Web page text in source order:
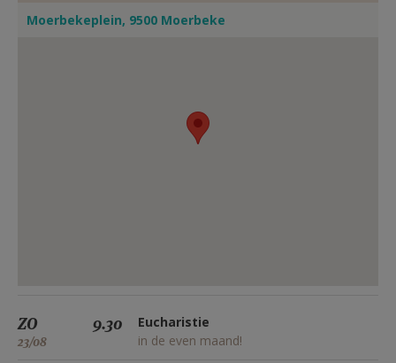
AANMELDEN OF REGISTREREN
Moerbekeplein, 9500 Moerbeke
ZO
23/08
9.30
Eucharistie
in de even maand!